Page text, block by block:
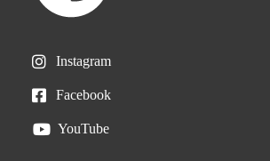
Instagram
Facebook
YouTube